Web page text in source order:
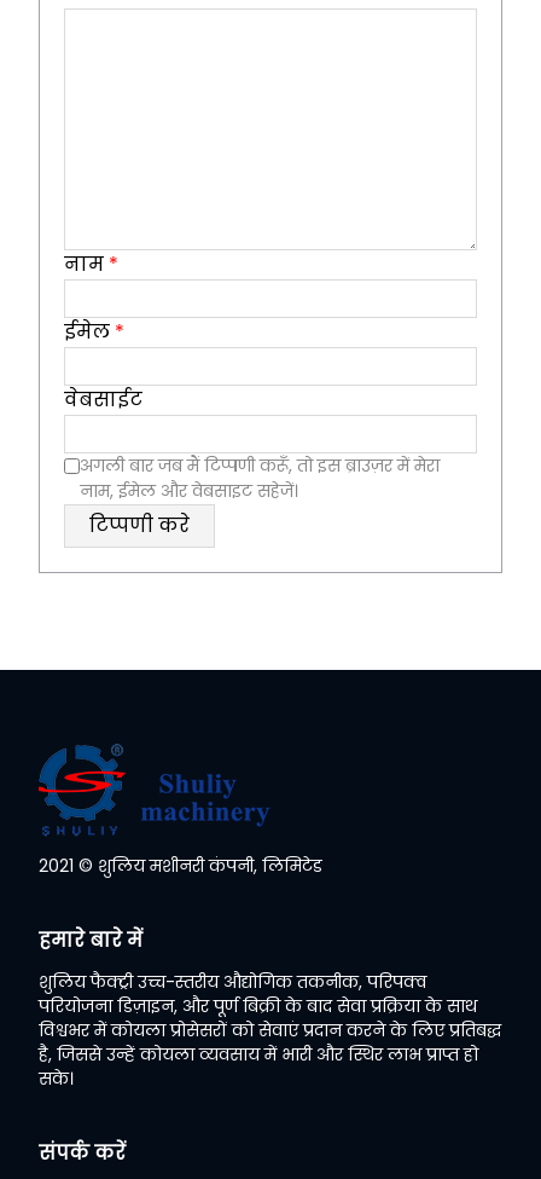
नाम *
ईमेल *
वेबसाईट
अगली बार जब मैं टिप्पणी करूँ, तो इस ब्राउज़र में मेरा
नाम, ईमेल और वेबसाइट सहेजें।
2021 © शुलिय मशीनरी कंपनी, लिमिटेड
हमारे बारे में
शुलिय फैक्ट्री उच्च-स्तरीय औद्योगिक तकनीक, परिपक्व
परियोजना डिज़ाइन, और पूर्ण बिक्री के बाद सेवा प्रक्रिया के साथ
विश्वभर में कोयला प्रोसेसरों को सेवाएं प्रदान करने के लिए प्रतिबद्ध
है, जिससे उन्हें कोयला व्यवसाय में भारी और स्थिर लाभ प्राप्त हो
सके।
संपर्क करें
Wechat